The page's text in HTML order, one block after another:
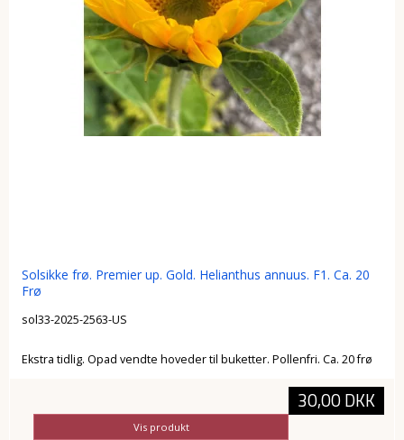
Solsikke frø. Premier up. Gold. Helianthus annuus. F1. Ca. 20
Frø
sol33-2025-2563-US
Ekstra tidlig. Opad vendte hoveder til buketter. Pollenfri. Ca. 20 frø
30,00 DKK
Vis produkt